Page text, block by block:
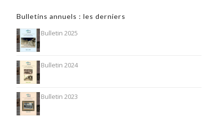
Bulletins annuels : les derniers
Bulletin 2025
Bulletin 2024
Bulletin 2023